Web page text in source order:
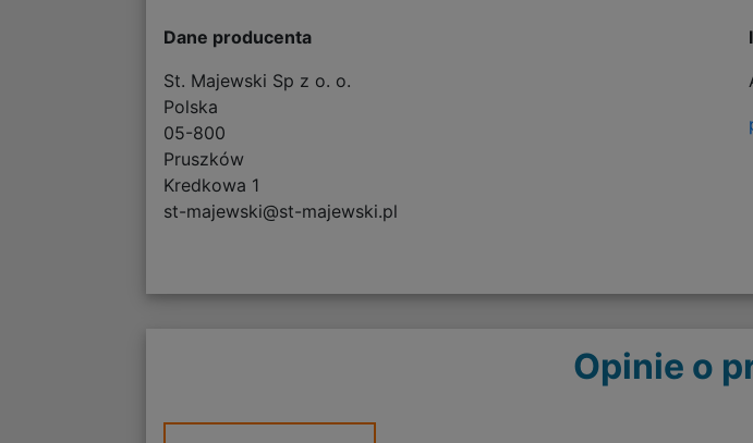
Dane producenta
St. Majewski Sp z o. o.
Polska
05-800
Pruszków
Kredkowa 1
st-majewski@st-majewski.pl
Opinie o